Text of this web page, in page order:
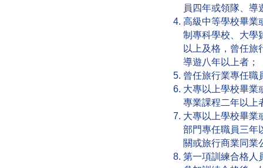
員四年或領隊、導
高級中等學校畢業
制專科學校、大學
以上及格，曾任旅
導遊八年以上者；
曾任旅行業專任職
大專以上學校畢業
專業課程二年以上
大專以上學校畢業
部門專任職員三年
關或旅行商業同業
第一項訓練合格人